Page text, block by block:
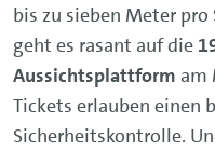
bis zu sieben Meter
geht es rasant auf die
Aussichtsplattform am
Tickets erlauben einen
Sicherheitskontrolle.